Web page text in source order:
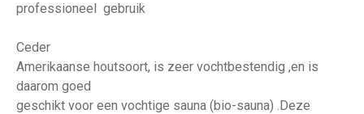
professioneel gebruik
Ceder
Amerikaanse houtsoort, is zeer vochtbestendig ,en is
daarom goed
geschikt voor een vochtige sauna (bio-sauna) .Deze